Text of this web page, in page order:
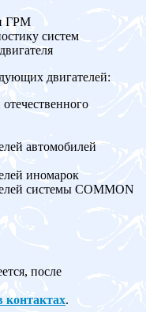
ГРМ
систем
двигателей:
автомобилей
иномарок
системы COMMON
после
контактах.